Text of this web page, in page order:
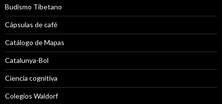
Budismo Tibetano
Cápsulas de café
Catálogo de Mapas
Catalunya-Bol
Ciencia cognitiva
Colegios Waldorf